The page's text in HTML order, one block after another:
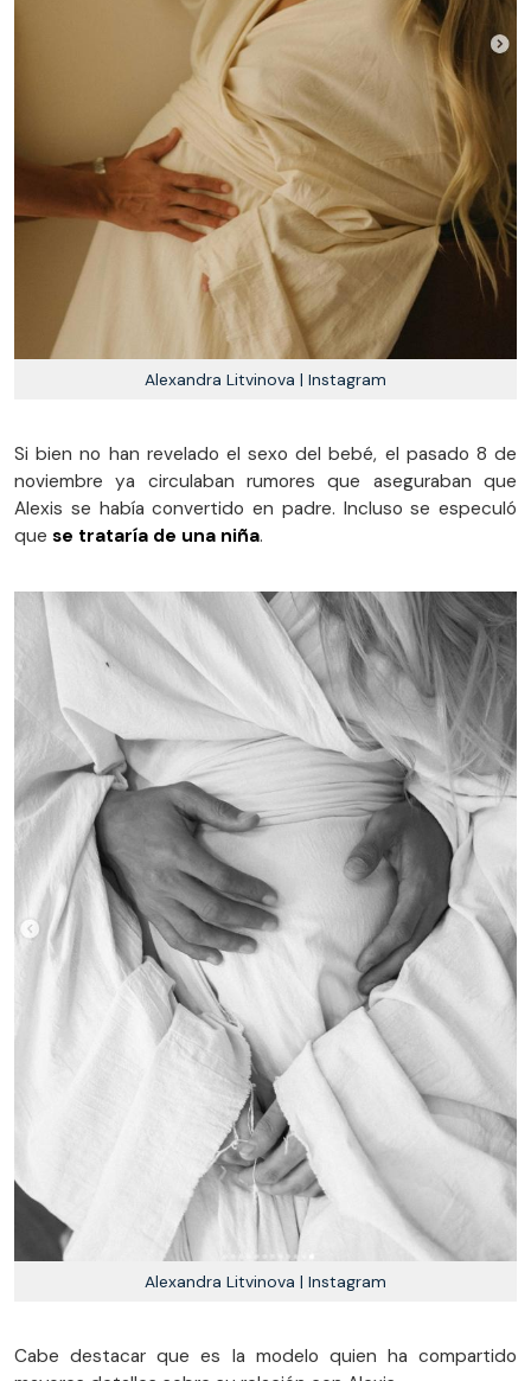
Alexandra Litvinova | Instagram
Si bien no han revelado el sexo del bebé, el pasado 8 de
noviembre ya circulaban rumores que aseguraban que
Alexis se había convertido en padre. Incluso se especuló
que se trataría de una niña.
Alexandra Litvinova | Instagram
Cabe destacar que es la modelo quien ha compartido